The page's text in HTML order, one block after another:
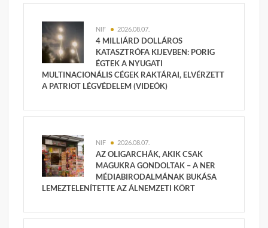
NIF 2026.08.07.
4 MILLIÁRD DOLLÁROS
KATASZTRÓFA KIJEVBEN: PORIG
ÉGTEK A NYUGATI
MULTINACIONÁLIS CÉGEK RAKTÁRAI, ELVÉRZETT
A PATRIOT LÉGVÉDELEM (VIDEÓK)
NIF 2026.08.07.
AZ OLIGARCHÁK, AKIK CSAK
MAGUKRA GONDOLTAK – A NER
MÉDIABIRODALMÁNAK BUKÁSA
LEMEZTELENÍTETTE AZ ÁLNEMZETI KÖRT